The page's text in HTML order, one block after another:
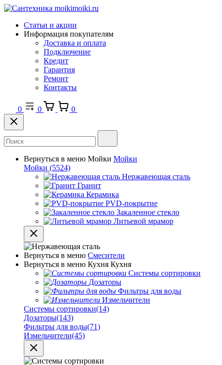
Статьи и акции
Информация покупателям
Доставка и оплата
Подключение
Кредит
Гарантия
Ремонт
Контакты
0 0 0
Вернуться в меню Мойки Мойки
Мойки (5524)
Нержавеющая сталь
Гранит
Керамика
PVD-покрытие
Закаленное стекло
Литьевой мрамор
Вернуться в меню Смесители
Вернуться в меню Кухня Кухня
Системы сортировки
Дозаторы
Фильтры для воды
Измельчители
Системы сортировки(14)
Дозаторы(143)
Фильтры для воды(71)
Измельчители(45)